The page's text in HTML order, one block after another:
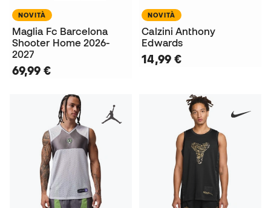
NOVITÀ
Maglia Fc Barcelona
Shooter Home 2026-
2027
69,99 €
NOVITÀ
Calzini Anthony
Edwards
14,99 €